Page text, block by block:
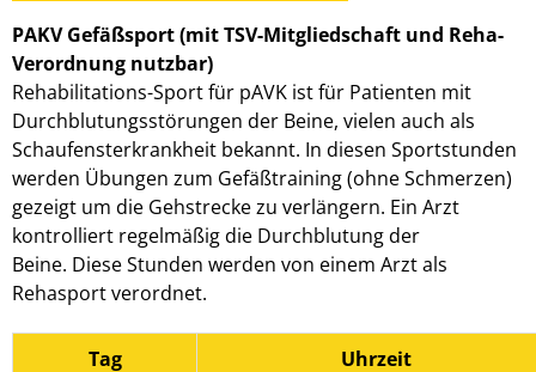
PAKV Gefäßsport (mit TSV-Mitgliedschaft und Reha-
Verordnung nutzbar)
Rehabilitations-Sport für pAVK ist für Patienten mit
Durchblutungsstörungen der Beine, vielen auch als
Schaufensterkrankheit bekannt. In diesen Sportstunden
werden Übungen zum Gefäßtraining (ohne Schmerzen)
gezeigt um die Gehstrecke zu verlängern. Ein Arzt
kontrolliert regelmäßig die Durchblutung der
Beine. Diese Stunden werden von einem Arzt als
Rehasport verordnet.
Tag Uhrzeit